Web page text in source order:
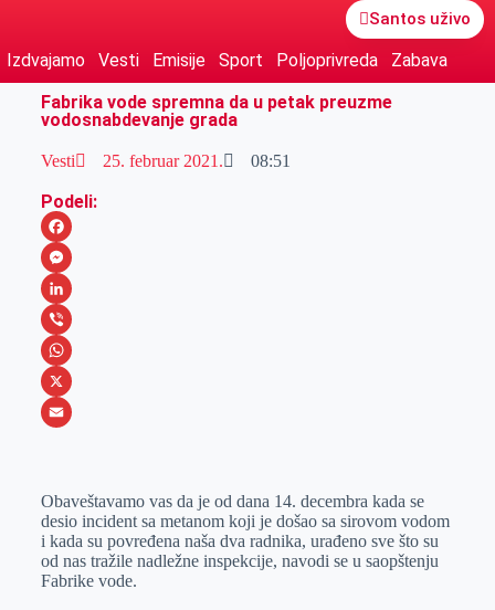
Santos uživo
Izdvajamo Vesti Emisije Sport Poljoprivreda
Zabava
Fabrika vode spremna da u petak preuzme
vodosnabdevanje grada
Vesti 25. februar 2021. 08:51
Podeli:
F
a
c
e
b
o
M
e
s
s
e
e
r
L
i
n
k
I
n
V
i
b
W
h
s
A
p
X
a
i
l
Obaveštavamo vas da je od dana 14. decembra kada se
desio incident sa metanom koji je došao sa sirovom vodom
i kada su povređena naša dva radnika, urađeno sve što su
od nas tražile nadležne inspekcije, navodi se u saopštenju
Fabrike vode.